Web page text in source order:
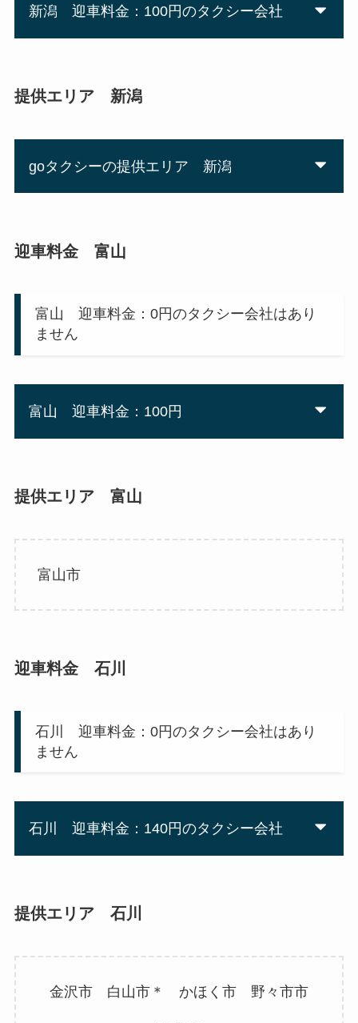
新潟 迎車料金：100円のタクシー会社
提供エリア 新潟
goタクシーの提供エリア 新潟
迎車料金 富山
富山 迎車料金：0円のタクシー会社はあり
ません
富山 迎車料金：100円
提供エリア 富山
富山市
迎車料金 石川
石川 迎車料金：0円のタクシー会社はあり
ません
石川 迎車料金：140円のタクシー会社
提供エリア 石川
金沢市 白山市＊ かほく市 野々市市